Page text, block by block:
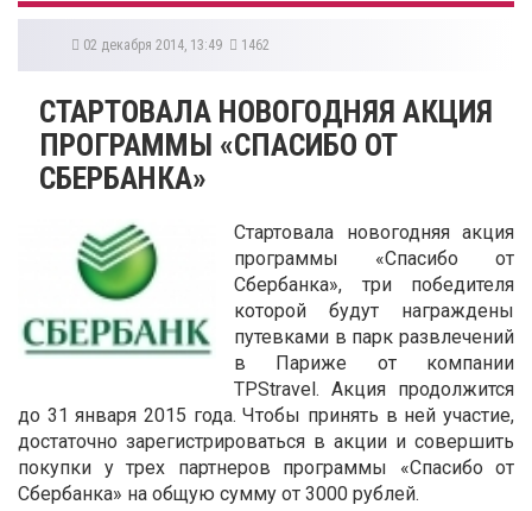
02 декабря 2014, 13:49 1462
СТАРТОВАЛА НОВОГОДНЯЯ АКЦИЯ
ПРОГРАММЫ «СПАСИБО ОТ
СБЕРБАНКА»
Стартовала новогодняя акция
программы «Спасибо от
Сбербанка», три победителя
которой будут награждены
путевками в парк развлечений
в Париже от компании
TPStravel. Акция продолжится
до 31 января 2015 года. Чтобы принять в ней участие,
достаточно зарегистрироваться в акции и совершить
покупки у трех партнеров программы «Спасибо от
Сбербанка» на общую сумму от 3000 рублей.